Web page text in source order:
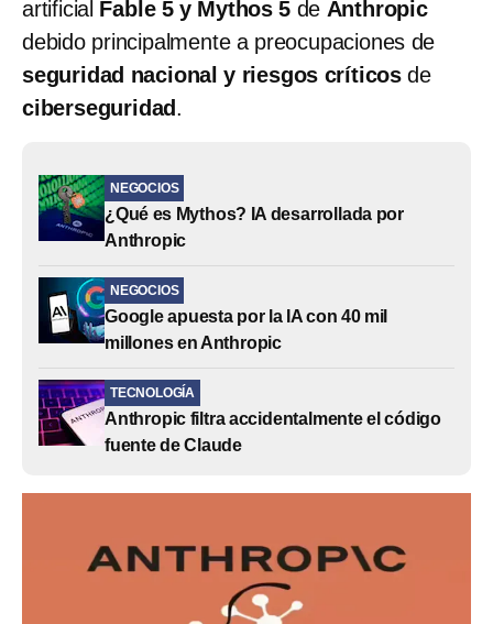
artificial Fable 5 y Mythos 5 de Anthropic
debido principalmente a preocupaciones de
seguridad nacional y riesgos críticos de
ciberseguridad .
NEGOCIOS
¿Qué es Mythos? IA desarrollada por
Anthropic
NEGOCIOS
Google apuesta por la IA con 40 mil
millones en Anthropic
TECNOLOGÍA
Anthropic filtra accidentalmente el código
fuente de Claude